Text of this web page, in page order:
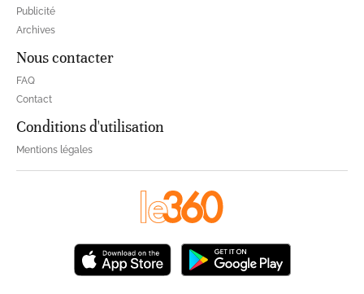
Publicité
Archives
Nous contacter
FAQ
Contact
Conditions d'utilisation
Mentions légales